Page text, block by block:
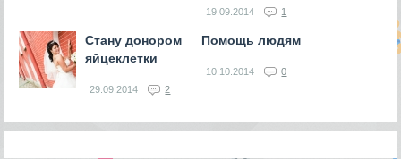
19.09.2014 1
Стану донором
яйцеклетки
29.09.2014 2
Помощь людям
10.10.2014 0